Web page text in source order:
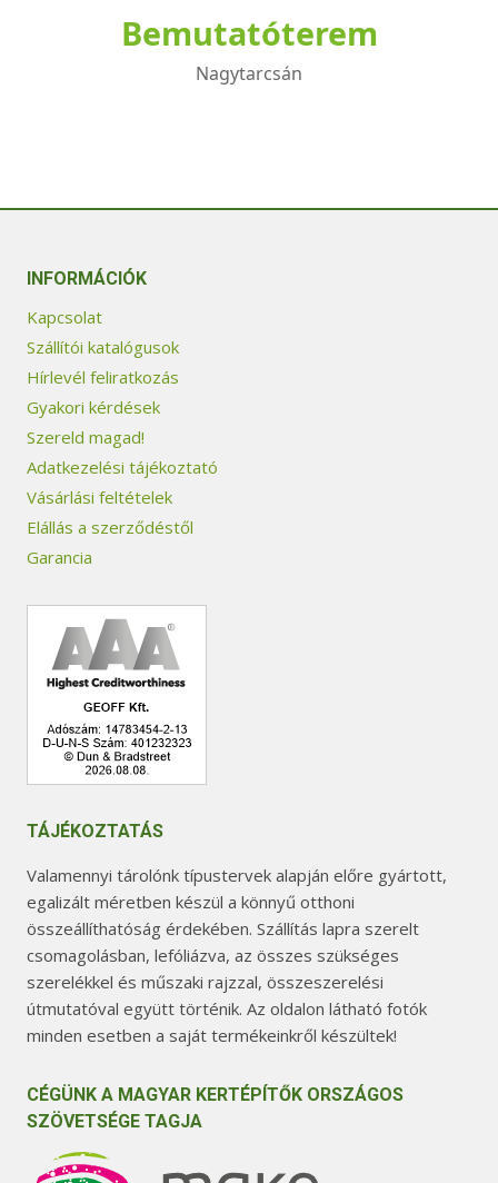
Bemutatóterem
Nagytarcsán
INFORMÁCIÓK
Kapcsolat
Szállítói katalógusok
Hírlevél feliratkozás
Gyakori kérdések
Szereld magad!
Adatkezelési tájékoztató
Vásárlási feltételek
Elállás a szerződéstől
Garancia
TÁJÉKOZTATÁS
Valamennyi tárolónk típustervek alapján előre gyártott,
egalizált méretben készül a könnyű otthoni
összeállíthatóság érdekében. Szállítás lapra szerelt
csomagolásban, lefóliázva, az összes szükséges
szerelékkel és műszaki rajzzal, összeszerelési
útmutatóval együtt történik. Az oldalon látható fotók
minden esetben a saját termékeinkről készültek!
CÉGÜNK A MAGYAR KERTÉPÍTŐK ORSZÁGOS
SZÖVETSÉGE TAGJA